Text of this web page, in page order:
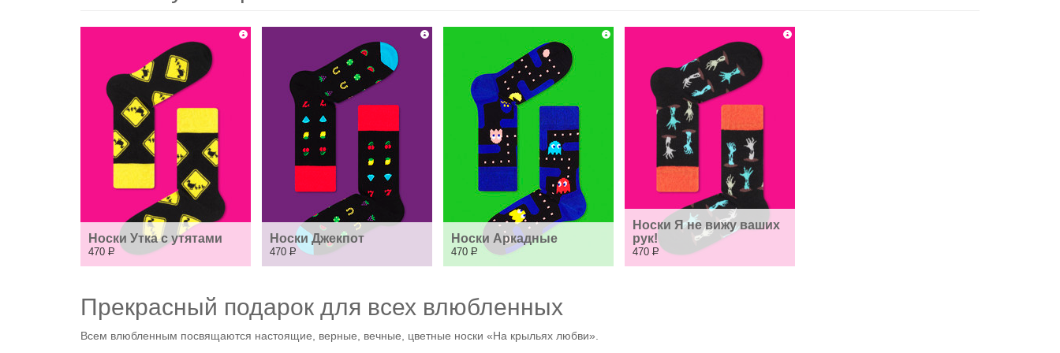
Носки Утка с утятами
470 Р
Носки Джекпот
470 Р
Носки Аркадные
470 Р
Носки Я не вижу ваших
рук!
470 Р
Прекрасный подарок для всех влюбленных
Всем влюбленным посвящаются настоящие, верные, вечные, цветные носки «На крыльях любви».